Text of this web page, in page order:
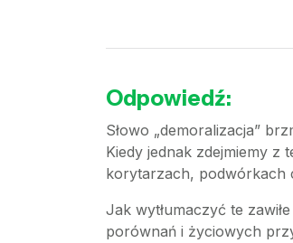
Odpowiedź:
Słowo „demoralizacja”
Kiedy jednak zdejmiemy z
korytarzach, podwórkach
Jak wytłumaczyć te
porównań i życiowych